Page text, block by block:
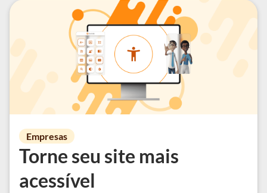
Empresas
Torne seu site mais
acessível